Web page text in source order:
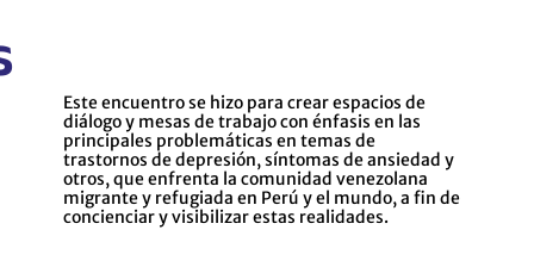
Este encuentro se hizo para crear espacios de
diálogo y mesas de trabajo con énfasis en las
principales problemáticas en temas de
trastornos de depresión, síntomas de ansiedad y
otros, que enfrenta la comunidad venezolana
migrante y refugiada en Perú y el mundo, a fin de
concienciar y visibilizar estas realidades.